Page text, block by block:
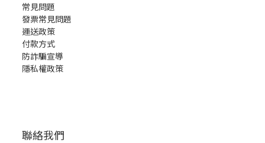
常見問題
發票常見問題
運送政策
付款方式
防詐騙宣導
隱私權政策
聯絡我們